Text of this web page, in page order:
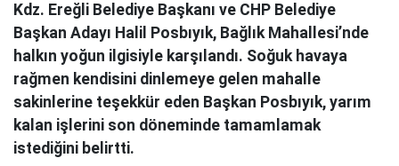
Kdz. Ereğli Belediye Başkanı ve CHP Belediye
Başkan Adayı Halil Posbıyık, Bağlık Mahallesi’nde
halkın yoğun ilgisiyle karşılandı. Soğuk havaya
rağmen kendisini dinlemeye gelen mahalle
sakinlerine teşekkür eden Başkan Posbıyık, yarım
kalan işlerini son döneminde tamamlamak
istediğini belirtti.